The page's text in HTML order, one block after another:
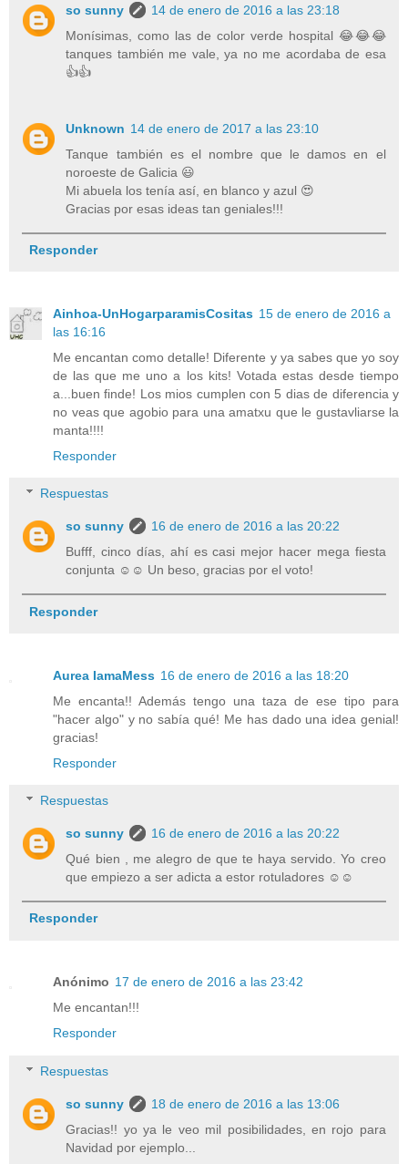
so sunny
14 de enero de 2016 a las 23:18
Monísimas, como las de color verde hospital 😂😂😂
tanques también me vale, ya no me acordaba de esa
👍👍
Unknown 14 de enero de 2017 a las 23:10
Tanque también es el nombre que le damos en el
noroeste de Galicia 😃
Mi abuela los tenía así, en blanco y azul 😍
Gracias por esas ideas tan geniales!!!
Responder
Ainhoa-UnHogarparamisCositas 15 de enero de 2016 a
las 16:16
Me encantan como detalle! Diferente y ya sabes que yo soy
de las que me uno a los kits! Votada estas desde tiempo
a...buen finde! Los mios cumplen con 5 dias de diferencia y
no veas que agobio para una amatxu que le gustavliarse la
manta!!!!
Responder
Respuestas
so sunny
16 de enero de 2016 a las 20:22
Bufff, cinco días, ahí es casi mejor hacer mega fiesta
conjunta ☺️☺️ Un beso, gracias por el voto!
Responder
Aurea IamaMess 16 de enero de 2016 a las 18:20
Me encanta!! Además tengo una taza de ese tipo para
"hacer algo" y no sabía qué! Me has dado una idea genial!
gracias!
Responder
Respuestas
so sunny
16 de enero de 2016 a las 20:22
Qué bien , me alegro de que te haya servido. Yo creo
que empiezo a ser adicta a estor rotuladores ☺️☺️
Responder
Anónimo 17 de enero de 2016 a las 23:42
Me encantan!!!
Responder
Respuestas
so sunny
18 de enero de 2016 a las 13:06
Gracias!! yo ya le veo mil posibilidades, en rojo para
Navidad por ejemplo...